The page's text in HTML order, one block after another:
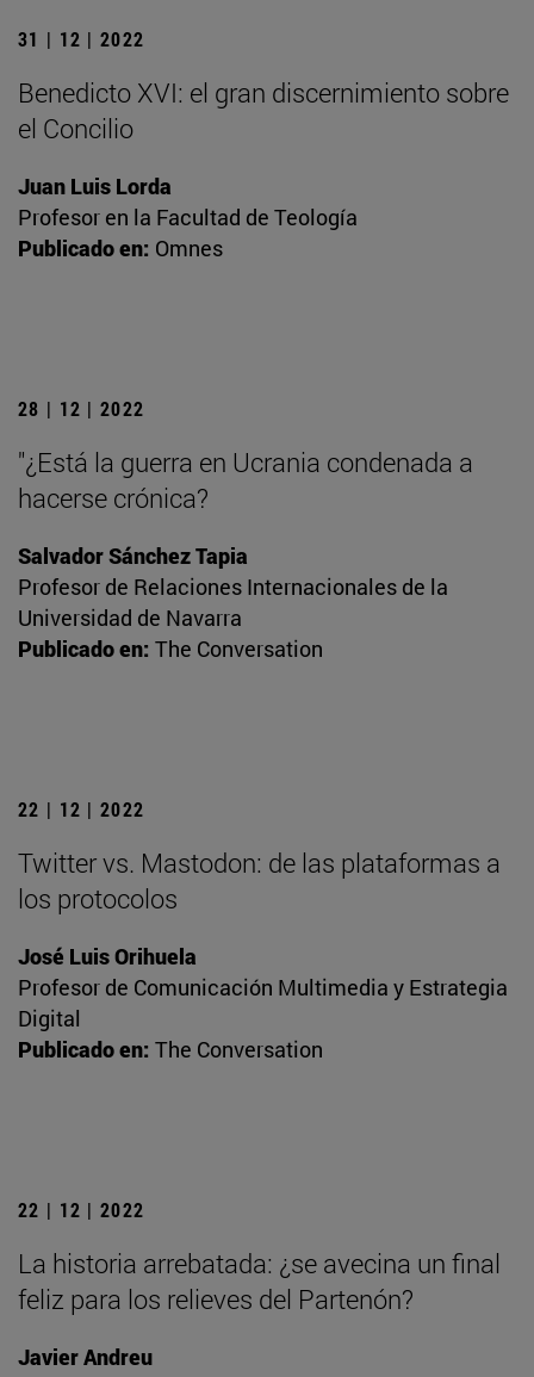
31 | 12 | 2022
Benedicto XVI: el gran discernimiento sobre
el Concilio
Juan Luis Lorda
Profesor en la Facultad de Teología
Publicado en: Omnes
28 | 12 | 2022
"¿Está la guerra en Ucrania condenada a
hacerse crónica?
Salvador Sánchez Tapia
Profesor de Relaciones Internacionales de la
Universidad de Navarra
Publicado en: The Conversation
22 | 12 | 2022
Twitter vs. Mastodon: de las plataformas a
los protocolos
José Luis Orihuela
Profesor de Comunicación Multimedia y Estrategia
Digital
Publicado en: The Conversation
22 | 12 | 2022
La historia arrebatada: ¿se avecina un final
feliz para los relieves del Partenón?
Javier Andreu